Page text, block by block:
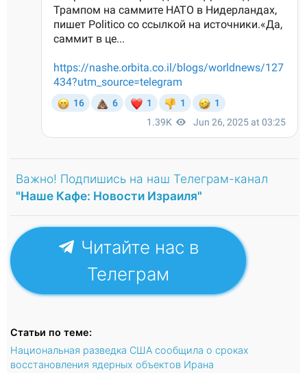
Важно! Подпишись на наш Телеграм-канал
"Наше Кафе: Новости Израиля"
Читайте нас в
Телеграм
Статьи по теме:
Национальная разведка США сообщила о сроках
восстановления ядерных объектов Ирана